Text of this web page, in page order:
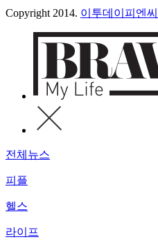
Copyright 2014. 이투데이피엔씨
전체뉴스
피플
헬스
라이프